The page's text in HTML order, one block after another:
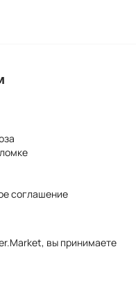
соглашение
вы принимаете